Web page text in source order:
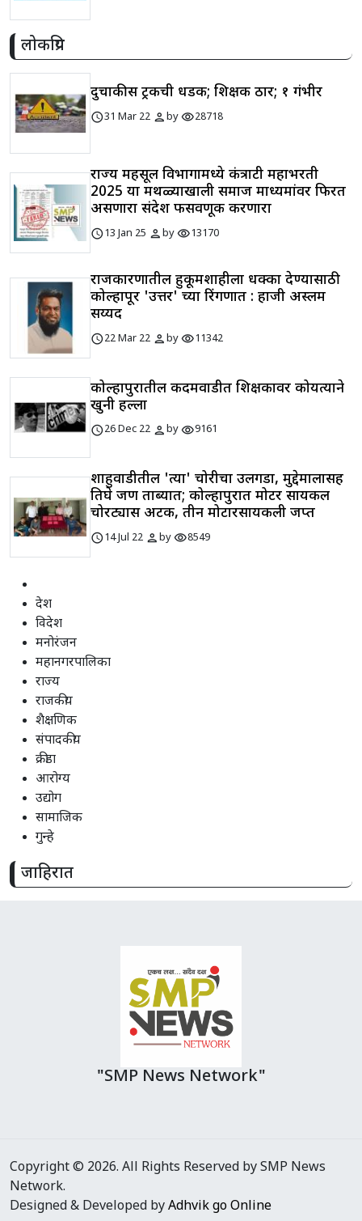
लोकप्रिय
दुचाकीस ट्रकची धडक; शिक्षक ठार; १ गंभीर
schedule31 Mar 22 personbyvisibility28718
राज्य महसूल विभागामध्ये कंत्राटी महाभरती
2025 या मथळ्याखाली समाज माध्यमांवर फिरत
असणारा संदेश फसवणूक करणारा
schedule13 Jan 25 personbyvisibility13170
राजकारणातील हुकूमशाहीला धक्का देण्यासाठी
कोल्हापूर 'उत्तर' च्या रिंगणात : हाजी अस्लम
सय्यद
schedule22 Mar 22 personbyvisibility11342
कोल्हापुरातील कदमवाडीत शिक्षकावर कोयत्याने
खुनी हल्ला
schedule26 Dec 22 personbyvisibility9161
शाहुवाडीतील 'त्या' चोरीचा उलगडा, मुद्देमालासह
तिघे जण ताब्यात; कोल्हापुरात मोटर सायकल
चोरट्यास अटक, तीन मोटारसायकली जप्त
schedule14 Jul 22 personbyvisibility8549
देश
विदेश
मनोरंजन
महानगरपालिका
राज्य
राजकीय
शैक्षणिक
संपादकीय
क्रीडा
आरोग्य
उद्योग
सामाजिक
गुन्हे
जाहिरात
"SMP News Network"
Copyright © 2026. All Rights Reserved by SMP News
Network.
Designed & Developed byAdhvik go Online